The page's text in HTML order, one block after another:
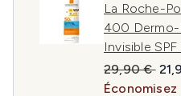
La Roche-
400 Dermo-
Invisible
Prix de
29,90 €
Économisez